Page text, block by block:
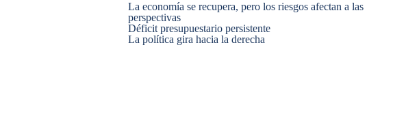
La economía se recupera, pero los riesgos afectan a las
perspectivas
Déficit presupuestario persistente
La política gira hacia la derecha